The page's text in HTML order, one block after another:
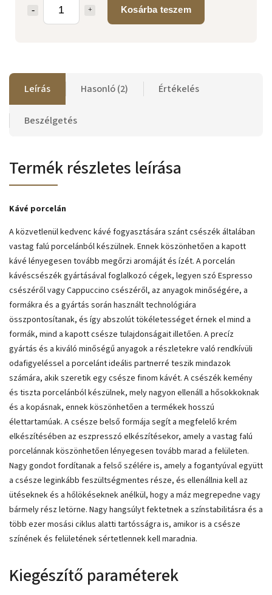
Kosárba teszem
Leírás Hasonló (2) Értékelés
Beszélgetés
Termék részletes leírása
Kávé porcelán
A közvetlenül kedvenc kávé fogyasztására szánt csészék általában
vastag falú porcelánból készülnek. Ennek köszönhetően a kapott
kávé lényegesen tovább megőrzi aromáját és ízét. A porcelán
kávéscsészék gyártásával foglalkozó cégek, legyen szó Espresso
csészéről vagy Cappuccino csészéről, az anyagok minőségére, a
formákra és a gyártás során használt technológiára
összpontosítanak, és így abszolút tökéletességet érnek el mind a
formák, mind a kapott csésze tulajdonságait illetően. A precíz
gyártás és a kiváló minőségű anyagok a részletekre való rendkívüli
odafigyeléssel a porcelánt ideális partnerré teszik mindazok
számára, akik szeretik egy csésze finom kávét. A csészék kemény
és tiszta porcelánból készülnek, mely nagyon ellenáll a hősokkoknak
és a kopásnak, ennek köszönhetően a termékek hosszú
élettartamúak. A csésze belső formája segít a megfelelő krém
elkészítésében az eszpresszó elkészítésekor, amely a vastag falú
porcelánnak köszönhetően lényegesen tovább marad a felületen.
Nagy gondot fordítanak a felső szélére is, amely a fogantyúval együtt
a csésze leginkább feszültségmentes része, és ellenállnia kell az
ütéseknek és a hőlökéseknek anélkül, hogy a máz megrepedne vagy
bármely rész letörne. Nagy hangsúlyt fektetnek a színstabilitásra és a
több ezer mosási ciklus alatti tartósságra is, amikor is a csésze
színének és felületének sértetlennek kell maradnia.
Kiegészítő paraméterek